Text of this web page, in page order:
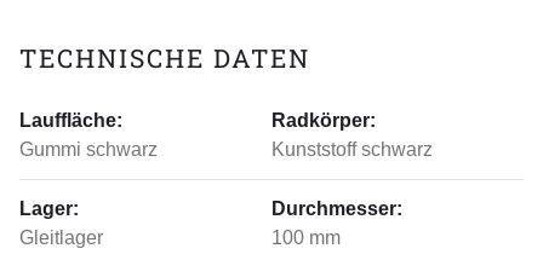
TECHNISCHE DATEN
Lauffläche:
Gummi schwarz
Radkörper:
Kunststoff schwarz
Lager:
Gleitlager
Durchmesser:
100 mm